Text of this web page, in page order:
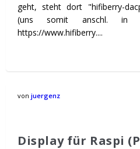
geht, steht dort "hifiberry-
(uns somit anschl. in
https://www.hifiberry....
von juergenz
Display für Raspi